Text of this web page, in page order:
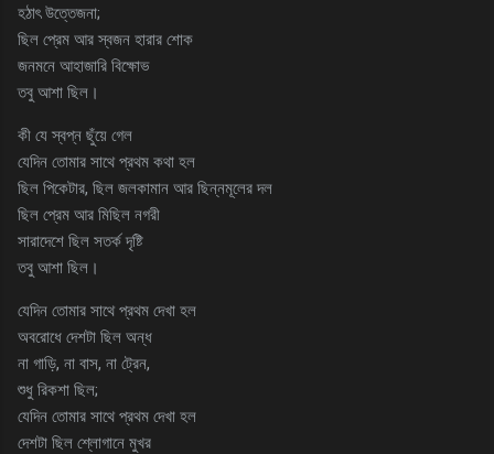
হঠাৎ উত্তেজনা;
ছিল প্রেম আর স্বজন হারার শোক
জনমনে আহাজারি বিক্ষোভ
তবু আশা ছিল।
কী যে স্বপ্ন ছুঁয়ে গেল
যেদিন তোমার সাথে প্রথম কথা হল
ছিল পিকেটার, ছিল জলকামান আর ছিন্নমূলের দল
ছিল প্রেম আর মিছিল নগরী
সারাদেশে ছিল সতর্ক দৃষ্টি
তবু আশা ছিল।
যেদিন তোমার সাথে প্রথম দেখা হল
অবরোধে দেশটা ছিল অন্ধ
না গাড়ি, না বাস, না ট্রেন,
শুধু রিকশা ছিল;
যেদিন তোমার সাথে প্রথম দেখা হল
দেশটা ছিল শ্লোগানে মুখর